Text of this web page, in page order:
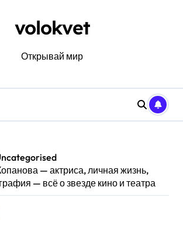
volokvet
Открывай мир
— актриса, личная жизнь,
— всё о звезде кино и театра